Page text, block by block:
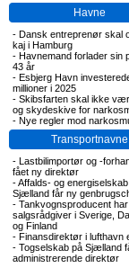
Havne
- Dansk entreprenør skal
kaj i Hamburg
- Havnemand forlader sin
43 år
- Esbjerg Havn
millioner i 2025
- Skibsfarten skal ikke
og skydeskive for
- Nye regler mod
Transportnavne
- Lastbilimportør og -
fået ny direktør
-Affalds- og
Sjælland får ny
- Tankvognsproducent
salgsrådgiver i Sverige,
og Finland
- Finansdirektør i lufthavn
- Togselskab på Sjælland
administrerende direktør